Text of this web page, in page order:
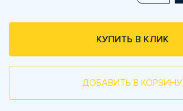
КУПИТЬ В КЛИК
ДОБАВИТЬ В КОРЗИНУ